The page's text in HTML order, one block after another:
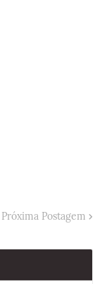
Próxima Postagem